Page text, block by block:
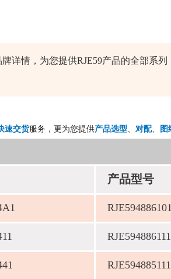
详情，为您提供RJE59产品的全部系
速交货服务，更为您提供产品选型、 对配、 图
产品型号
RJE594886101
RJE594886111
RJE594885111